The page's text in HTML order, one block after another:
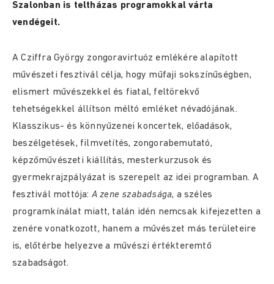
Szalonban is teltházas programokkal várta
vendégeit.
A Cziffra György zongoravirtuóz emlékére alapított
művészeti fesztivál célja, hogy műfaji sokszínűségben,
elismert művészekkel és fiatal, feltörekvő
tehetségekkel állítson méltó emléket névadójának.
Klasszikus- és könnyűzenei koncertek, előadások,
beszélgetések, filmvetítés, zongorabemutató,
képzőművészeti kiállítás, mesterkurzusok és
gyermekrajzpályázat is szerepelt az idei programban. A
fesztivál mottója: A zene szabadsága, a széles
programkínálat miatt, talán idén nemcsak kifejezetten a
zenére vonatkozott, hanem a művészet más területeire
is, előtérbe helyezve a művészi értékteremtő
szabadságot.